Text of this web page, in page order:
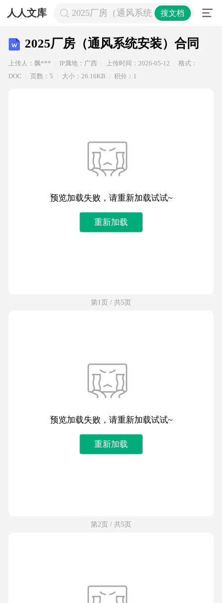
人人文库 2025厂房（通风系统安装）合同
搜文档
2025厂房（通风系统安装）合同
上传人：飘*** IP属地：广西 上传时间：2026-05-12
格式：
DOC
页数：5 大小：26.16KB 积分：1
预览加载失败，请重新加载试试~
重新加载
第1页 / 共5页
预览加载失败，请重新加载试试~
重新加载
第2页 / 共5页